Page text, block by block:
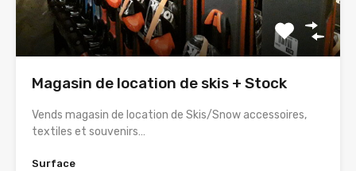
Magasin de location de skis + Stock
Vends magasin de location de Skis/Snow accessoires,
textiles et souvenirs…
Surface